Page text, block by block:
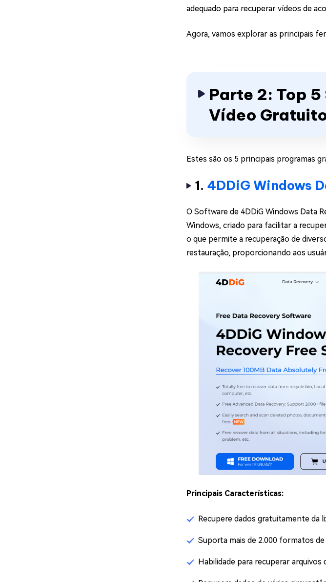
adequado para recuperar vídeos de
Agora, vamos explorar as principais
Parte 2: Top
Vídeo
Estes são os 5 principais programas
1. 4DDiG Windows
O Software de 4DDiG Windows Data
Windows, criado para facilitar a
o que permite a recuperação de
restauração, proporcionando aos
Principais Características:
Recupere dados gratuitamente da
Suporta mais de 2.000 formatos
Habilidade para recuperar